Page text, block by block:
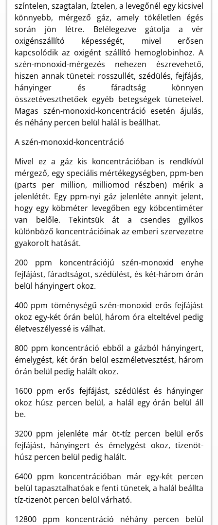
színtelen, szagtalan, íztelen, a levegőnél egy kicsivel
könnyebb, mérgező gáz, amely tökéletlen égés
során jön létre. Belélegezve gátolja a vér
oxigénszállító képességét, mivel erősen
kapcsolódik az oxigént szállító hemoglobinhoz. A
szén-monoxid-mérgezés nehezen észrevehető,
hiszen annak tünetei: rosszullét, szédülés, fejfájás,
hányinger és fáradtság könnyen
összetéveszthetőek egyéb betegségek tüneteivel.
Magas szén-monoxid-koncentráció esetén ájulás,
és néhány percen belül halál is beállhat.
A szén-monoxid-koncentráció
Mivel ez a gáz kis koncentrációban is rendkívül
mérgező, egy speciális mértékegységben, ppm-ben
(parts per million, milliomod részben) mérik a
jelenlétét. Egy ppm-nyi gáz jelenléte annyit jelent,
hogy egy köbméter levegőben egy köbcentiméter
van belőle. Tekintsük át a csendes gyilkos
különböző koncentrációinak az emberi szervezetre
gyakorolt hatását.
200 ppm koncentrációjú szén-monoxid enyhe
fejfájást, fáradtságot, szédülést, és két-három órán
belül hányingert okoz.
400 ppm töménységű szén-monoxid erős fejfájást
okoz egy-két órán belül, három óra elteltével pedig
életveszélyessé is válhat.
800 ppm koncentráció ebből a gázból hányingert,
émelygést, két órán belül eszméletvesztést, három
órán belül pedig halált okoz.
1600 ppm erős fejfájást, szédülést és hányinger
okoz húsz percen belül, a halál egy órán belül áll
be.
3200 ppm jelenléte már öt-tíz percen belül erős
fejfájást, hányingert és émelygést okoz, tizenöt-
húsz percen belül pedig halált.
6400 ppm koncentrációban már egy-két percen
belül tapasztalhatóak e fenti tünetek, a halál beállta
tíz-tizenöt percen belül várható.
12800 ppm koncentráció néhány percen belül